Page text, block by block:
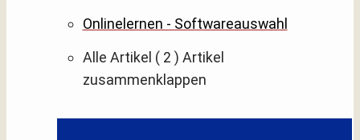
Onlinelernen - Softwareauswahl
Alle Artikel ( 2 ) Artikel
zusammenklappen